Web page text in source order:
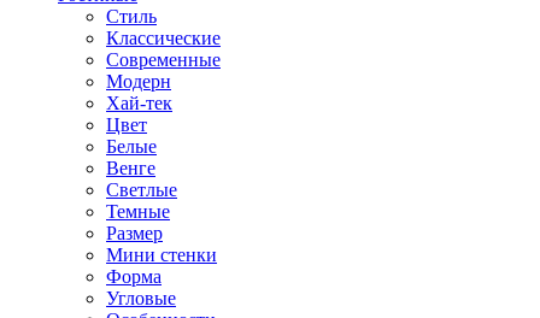
Стиль
Классические
Современные
Модерн
Хай-тек
Цвет
Белые
Венге
Светлые
Темные
Размер
Мини стенки
Форма
Угловые